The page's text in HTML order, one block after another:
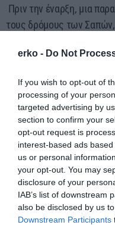
erko - Do Not
If you wish to opt-out of
processing of your
targeted advertising by
section to confirm your
opt-out request is
interest-based ads
us or personal
your opt-out. You may
disclosure of your
IAB’s list of downstream
also be disclosed by us
Downstream Participants
Πριν την έναρξη, μια
τους δρόμους των Σαπών,
Ελάτε να τιμήσουμε και
Η παράδοση
από τα βήματα των
Συντάχθηκε από:ERKO.GR